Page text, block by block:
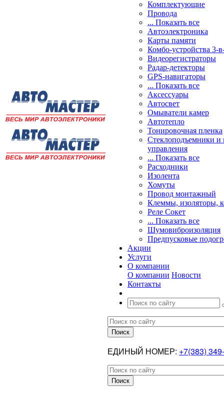
Комплектующие
Провода
... Показать все
Автоэлектроника
Карты памяти
Комбо-устройства 3-
Видеорегистраторы
Радар-детекторы
GPS-навигаторы
... Показать все
Аксессуары
Автосвет
Омыватели камер
Автотепло
Тонировочная пленка
Стеклоподъемники и
управления
... Показать все
Расходники
Изолента
Хомуты
Провод монтажный
Клеммы, изоляторы,
Реле Сокет
... Показать все
Шумовиброизоляция
Предпусковые
Акции
Услуги
О компании
О компании Новости
Контакты
ЕДИНЫЙ НОМЕР: +7(383)